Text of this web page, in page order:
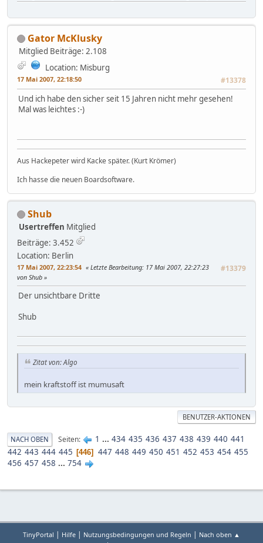
Gator McKlusky
Mitglied Beiträge: 2.108
Location: Misburg
17 Mai 2007, 22:18:50 #13378
Und ich habe den sicher seit 15 Jahren nicht mehr gesehen!
Mal was leichtes :-)
Aus Hackepeter wird Kacke später. (Kurt Krömer)
Ich hasse die neuen Boardsoftware.
Shub
Usertreffen Mitglied
Beiträge: 3.452
Location: Berlin
17 Mai 2007, 22:23:54 #13379
Letzte Bearbeitung: 17 Mai 2007, 22:27:23
von Shub
Der unsichtbare Dritte
Shub
Zitat von: Algo
mein kraftstoff ist mumusaft
BENUTZER-AKTIONEN
NACH OBEN Seiten 1 ... 434 435 436 437 438 439 440 441
442 443 444 445 446 447 448 449 450 451 452 453 454 455
456 457 458 ... 754
TinyPortal | Hilfe | Nutzungsbedingungen und Regeln | Nach oben ▲